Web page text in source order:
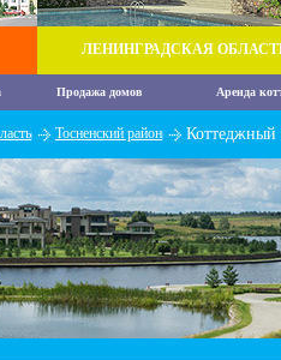
ЛЕНИНГРАДСКАЯ
Продажа домов Аренда
Тосненский район Коттеджный